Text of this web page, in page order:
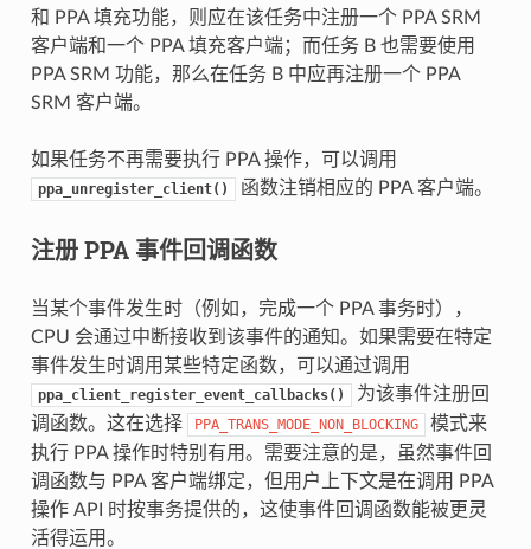
和 PPA 填充功能，则应在该任务中注册一个 PPA SRM
客户端和一个 PPA 填充客户端；而任务 B 也需要使用
PPA SRM 功能，那么在任务 B 中应再注册一个 PPA
SRM 客户端。
如果任务不再需要执行 PPA 操作，可以调用
ppa_unregister_client() 函数注销相应的 PPA 客户端。
注册 PPA 事件回调函数
当某个事件发生时（例如，完成一个 PPA 事务时），
CPU 会通过中断接收到该事件的通知。如果需要在特定
事件发生时调用某些特定函数，可以通过调用
ppa_client_register_event_callbacks()
为该事件注册回
调函数。这在选择
PPA_TRANS_MODE_NON_BLOCKING
模式来
执行 PPA 操作时特别有用。需要注意的是，虽然事件回
调函数与 PPA 客户端绑定，但用户上下文是在调用 PPA
操作 API 时按事务提供的，这使事件回调函数能被更灵
活得运用。